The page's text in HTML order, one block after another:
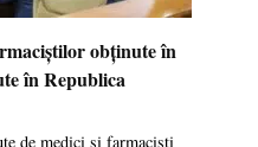
obținute în
în Republica
de medici și farmaciști